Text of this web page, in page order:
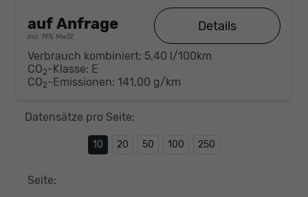
auf Anfrage
incl. 19% MwSt.
Details
Verbrauch kombiniert: 5,40 l/100km
CO2-Klasse: E
CO2-Emissionen: 141,00 g/km
Datensätze pro Seite:
10 20 50 100 250
Seite: